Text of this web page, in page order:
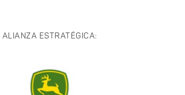
ALIANZA ESTRATÉGICA: